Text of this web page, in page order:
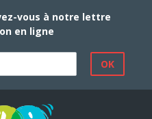
vous à notre lettre
en ligne